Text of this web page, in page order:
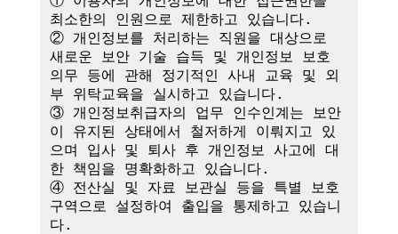
최소한의 인원으로 제한하고 있습니다.
② 개인정보를 처리하는 직원을 대상으로
새로운 보안 기술 습득 및 개인정보 보호
의무 등에 관해 정기적인 사내 교육 및 외
부 위탁교육을 실시하고 있습니다.
③ 개인정보취급자의 업무 인수인계는 보안
이 유지된 상태에서 철저하게 이뤄지고 있
으며 입사 및 퇴사 후 개인정보 사고에 대
한 책임을 명확화하고 있습니다.
④ 전산실 및 자료 보관실 등을 특별 보호
구역으로 설정하여 출입을 통제하고 있습니
다.